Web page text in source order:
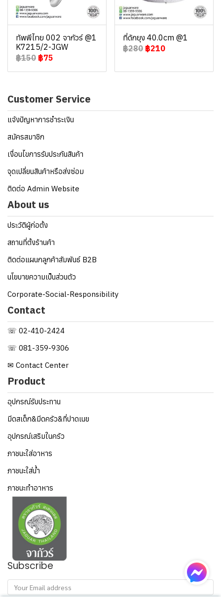
ทัพพีไทย 002 จากัวร์ @1
K7215/2-JGW
฿150 ฿75
ที่ดักยุง 40.0cm @1
฿280 ฿210
Customer Service
แจ้งปัญหาการชำระเงิน
สมัครสมาชิก
เงื่อนไขการรับประกันสินค้า
จุดเปลี่ยนสินค้าหรือส่งซ่อม
ติดต่อ Admin Website
About us
ประวัติผู้ก่อตั้ง
สถานที่ตั้งร้านค้า
ติดต่อแผนกลูกค้าสัมพันธ์ B2B
นโยบายความเป็นส่วนตัว
Corporate-Social-Responsibility
Contact
☏ 02-410-2424
☏ 081-359-9306
✉ Contact Center
Product
อุปกรณ์รับประทาน
มีดสเต็ก&มีดครัว&ที่ปาดเนย
อุปกรณ์เสริมในครัว
ภาชนะใส่อาหาร
ภาชนะใส่น้ำ
ภาชนะทำอาหาร
Subscribe